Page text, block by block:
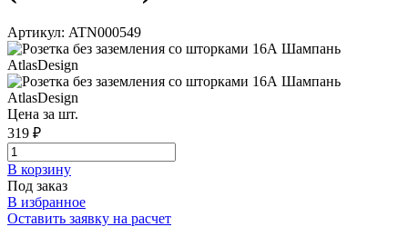
Артикул: ATN000549
Цена за шт.
319 ₽
В корзинy
Под заказ
В избранное
Оставить заявку на расчет